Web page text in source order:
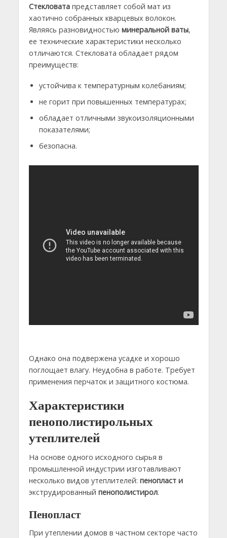
Стекловата представляет собой мат из
хаотично собранных кварцевых волокон.
Являясь разновидностью минеральной ваты,
ее технические характеристики несколько
отличаются. Стекловата обладает рядом
преимуществ:
устойчива к температурным колебаниям;
не горит при повышенных температурах;
обладает отличными звукоизоляционными
показателями;
безопасна.
Однако она подвержена усадке и хорошо
поглощает влагу. Неудобна в работе. Требует
применения перчаток и защитного костюма.
Характеристики
пенополистирольных
утеплителей
На основе одного исходного сырья в
промышленной индустрии изготавливают
несколько видов утеплителей: пенопласт и
экструдированный пенополистирол.
Пенопласт
При утеплении домов в частном секторе часто